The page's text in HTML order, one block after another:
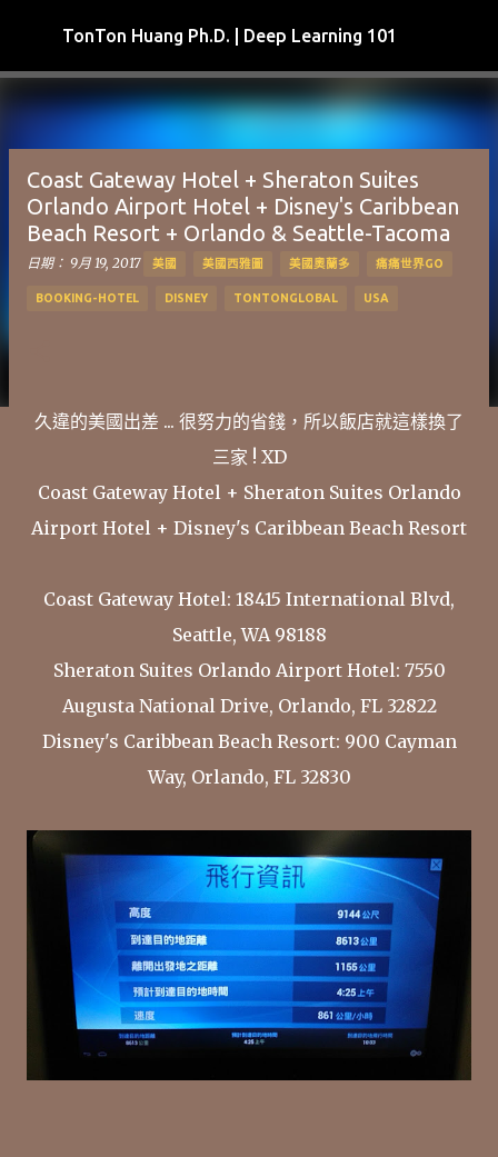
跳到主要內容
TonTon Huang Ph.D. | Deep Learning 101
Coast Gateway Hotel + Sheraton Suites
Orlando Airport Hotel + Disney's Caribbean
Beach Resort + Orlando & Seattle-Tacoma
日期： 9月 19, 2017 美國 美國西雅圖 美國奧蘭多 痛痛世界GO
BOOKING-HOTEL DISNEY TONTONGLOBAL USA
久違的美國出差 ... 很努力的省錢，所以飯店就這樣換了
三家 ! XD
Coast Gateway Hotel + Sheraton Suites Orlando
Airport Hotel + Disney's Caribbean Beach Resort
Coast Gateway Hotel: 18415 International Blvd,
Seattle, WA 98188
Sheraton Suites Orlando Airport Hotel: 7550
Augusta National Drive, Orlando, FL 32822
Disney's Caribbean Beach Resort: 900 Cayman
Way, Orlando, FL 32830